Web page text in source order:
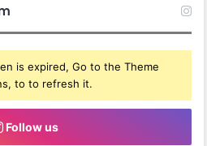
is expired, Go to the Theme
to to refresh it.
Follow us